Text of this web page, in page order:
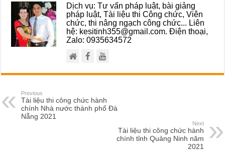
Dịch vụ: Tư vấn pháp luật, bài giảng
pháp luật, Tài liệu thi Công chức, Viên
chức, thi nâng ngạch công chức... Liên
hệ: kesitinh355@gmail.com. Điện thoại,
Zalo: 0935634572
Previous
Tài liệu thi công chức hành
chính Nhà nước thành phố Đà
Nẵng 2021
Next
Tài liệu thi công chức hành
chính tỉnh Quảng Ninh năm
2021